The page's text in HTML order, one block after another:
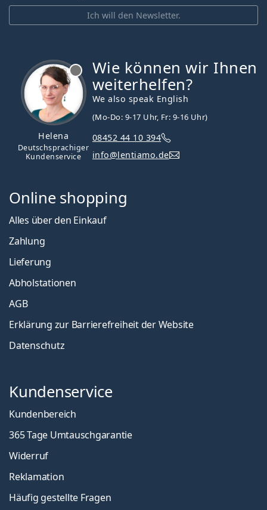
Ich will den Newsletter.
Helena
Deutschsprachiger
Kundenservice
Wie können wir Ihnen
weiterhelfen?
We also speak English
(Mo-Do: 9-17 Uhr, Fr: 9-16 Uhr)
08452 44 10 394
info@lentiamo.de
Online shopping
Alles über den Einkauf
Zahlung
Lieferung
Abholstationen
AGB
Erklärung zur Barrierefreiheit der Website
Datenschutz
Kundenservice
Kundenbereich
365 Tage Umtauschgarantie
Widerruf
Reklamation
Häufig gestellte Fragen